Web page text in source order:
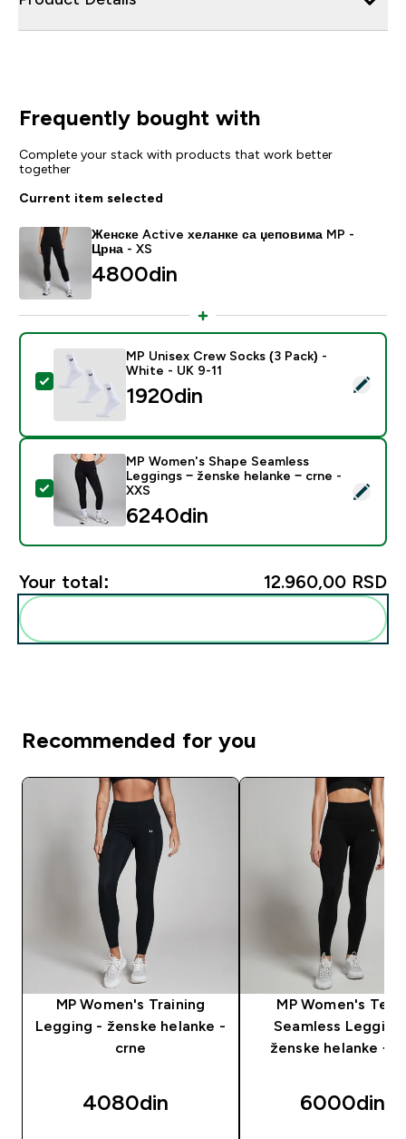
Frequently bought with
Complete your stack with products that work better
together
Current item selected
Женске Active хеланке са џеповима MP -
Црна - XS
4800din‎
Select this product - MP Unisex Crew Socks (3 Pack)
MP Unisex Crew Socks (3 Pack) -
White - UK 9-11
1920din‎
Select this product - MP Women's Shape Seamless
MP Women's Shape Seamless
Leggings − ženske helanke − crne -
XXS
6240din‎
Your total: 12.960,00 RSD‎
Recommended for you
MP Women's Training
Legging - ženske helanke -
crne
4080din‎
MP Women's
Seamless
ženske helanke −
6000din‎